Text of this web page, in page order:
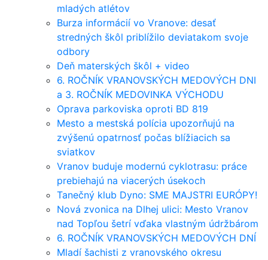
mladých atlétov
Burza informácií vo Vranove: desať
stredných škôl priblížilo deviatakom svoje
odbory
Deň materských škôl + video
6. ROČNÍK VRANOVSKÝCH MEDOVÝCH DNI
a 3. ROČNÍK MEDOVINKA VÝCHODU
Oprava parkoviska oproti BD 819
Mesto a mestská polícia upozorňujú na
zvýšenú opatrnosť počas blížiacich sa
sviatkov
Vranov buduje modernú cyklotrasu: práce
prebiehajú na viacerých úsekoch
Tanečný klub Dyno: SME MAJSTRI EURÓPY!
Nová zvonica na Dlhej ulici: Mesto Vranov
nad Topľou šetrí vďaka vlastným údržbárom
6. ROČNÍK VRANOVSKÝCH MEDOVÝCH DNÍ
Mladí šachisti z vranovského okresu